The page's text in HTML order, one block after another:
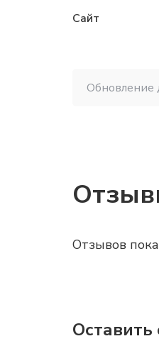
Сайт
Обновление
Отзывов
Оставить